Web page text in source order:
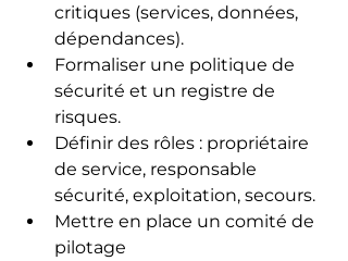
critiques (services, données,
dépendances).
Formaliser une politique de
sécurité et un registre de
risques.
Définir des rôles : propriétaire
de service, responsable
sécurité, exploitation, secours.
Mettre en place un comité de
pilotage